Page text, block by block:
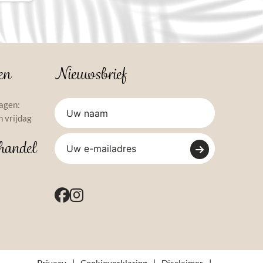
vrijdag
Nieuwsbrief